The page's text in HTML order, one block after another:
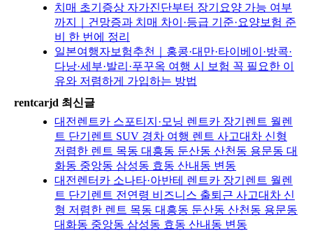
치매 초기증상 자가진단부터 장기요양 가능 여부
까지｜건망증과 치매 차이·등급 기준·요양보험 준
비 한 번에 정리
일본여행자보험추천｜홍콩·대만·타이베이·방콕·
다낭·세부·발리·푸꾸옥 여행 시 보험 꼭 필요한 이
유와 저렴하게 가입하는 방법
rentcarjd 최신글
대전렌트카 스포티지·모닝 렌트카 장기렌트 월렌
트 단기렌트 SUV 경차 여행 렌트 사고대차 신형
저렴한 렌트 목동 대흥동 둔산동 산천동 용문동 대
화동 중앙동 삼성동 효동 산내동 변동
대전렌터카 소나타·아반테 렌트카 장기렌트 월렌
트 단기렌트 전연령 비즈니스 출퇴근 사고대차 신
형 저렴한 렌트 목동 대흥동 둔산동 산천동 용문동
대화동 중앙동 삼성동 효동 산내동 변동